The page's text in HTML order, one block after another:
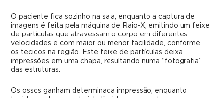
O paciente fica sozinho na sala, enquanto a captura de
imagens é feita pela máquina de Raio-X, emitindo um feixe
de partículas que atravessam o corpo em diferentes
velocidades e com maior ou menor facilidade, conforme
os tecidos na região. Este feixe de partículas deixa
impressões em uma chapa, resultando numa “fotografia”
das estruturas.
Os ossos ganham determinada impressão, enquanto